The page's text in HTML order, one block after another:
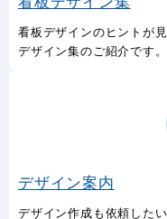
看板デザインのヒントが
デザイン集のご紹介です。
デザイン案内
デザイン作成も依頼した